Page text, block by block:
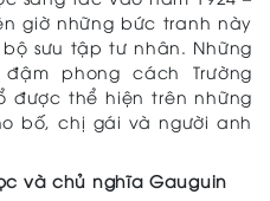
giờ những bức tranh này
sưu tập tư nhân. Những
phong cách Trường
được thể hiện trên những
bố, chị gái và người anh
và chủ nghĩa Gauguin